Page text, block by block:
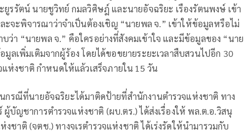
ยูรรัตน์ นายชูวิทย์ กมลวิศิษฎ์ และนายอัจฉริยะ เรืองรัตนพงษ์ เข้า
จะพิจารณาว่าจำเป็นต้องเชิญ “นายพล จ.” เข้าให้ข้อมูลหรือไม่
ว่า “นายพล จ.” คือใครอย่างที่สังคมเข้าใจ และมีข้อมูลของ “นาย
ลเพิ่มเติมจากผู้ร้อง โดยได้ขอขยายระยะเวลาสืบสวนไปอีก 30
ห่งชาติ กำหนดให้แล้วเสร็จภายใน 15 วัน
กรณีที่นายอัจฉริยะได้มาติดป้ายที่สำนักงานตำรวจแห่งชาติ ทาง
บัญชาการตำรวจแห่งชาติ (ผบ.ตร.) ได้ส่งเรื่องให้ พล.ต.อ.วิสนุ
งชาติ (จตช.) ทางจเรตำรวจแห่งชาติ ได้เร่งรัดให้นำมารวมกับ